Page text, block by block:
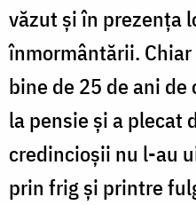
văzut și în prezența
înmormântării.
bine de 25 de ani
la pensie și a plecat
credincioșii nu l-au
prin frig și printre